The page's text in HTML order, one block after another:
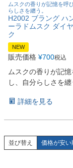
ムスクの香りが記憶を呼
らしさを纏う。
H2002 ブラング ハ
ーラドムスク ダイ
ク
NEW
販売価格 ¥700税込
ムスクの香りが記
し、自分らしさを纏
詳細を見る
並び替え 価格が安い